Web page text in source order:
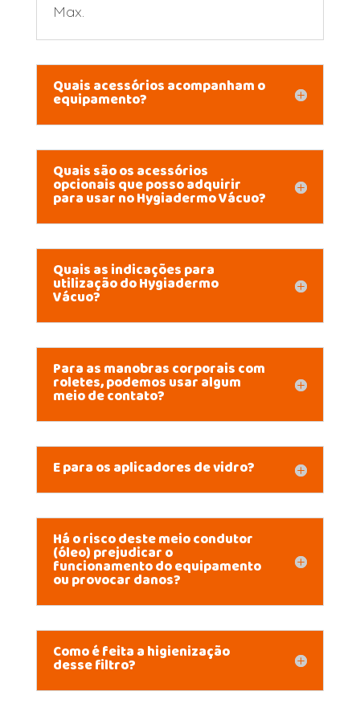
Max.
Quais acessórios acompanham o
equipamento?
Quais são os acessórios
opcionais que posso adquirir
para usar no Hygiadermo Vácuo?
Quais as indicações para
utilização do Hygiadermo
Vácuo?
Para as manobras corporais com
roletes, podemos usar algum
meio de contato?
E para os aplicadores de vidro?
Há o risco deste meio condutor
(óleo) prejudicar o
funcionamento do equipamento
ou provocar danos?
Como é feita a higienização
desse filtro?